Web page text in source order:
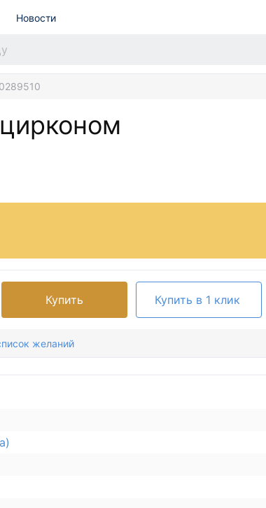
Новости
Купить Купить в 1 клик
желаний